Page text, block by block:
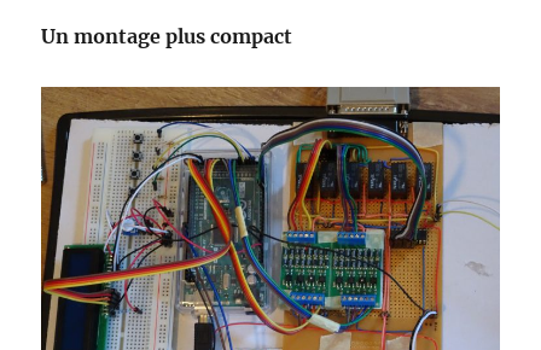
Un montage plus compact